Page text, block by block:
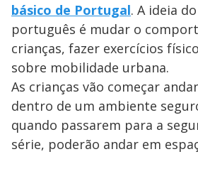
básico de Portugal. A ideia
português é mudar o
crianças, fazer exercícios
sobre mobilidade urbana.
As crianças vão começar
dentro de um ambiente
quando passarem para a
série, poderão andar em